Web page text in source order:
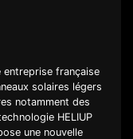
entreprise française
solaires légers
notamment des
HELIUP
une nouvelle